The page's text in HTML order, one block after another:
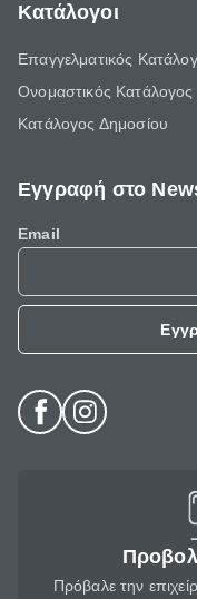
Κατάλογοι
Επαγγελματικός
Ονομαστικός Κατάλογος
Κατάλογος Δημοσίου
Εγγραφή στο
Email
Πρόβαλε την